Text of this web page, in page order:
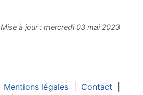
Mise à jour : mercredi 03 mai 2023
Mentions légales| Contact